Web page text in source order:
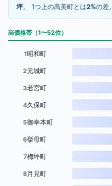
坪。 1つ上の高美町とは2%の差。
高価格帯（1〜52位）
1昭和町
2元城町
3若宮町
4久保町
5御幸本町
6挙母町
7梅坪町
8 月見町